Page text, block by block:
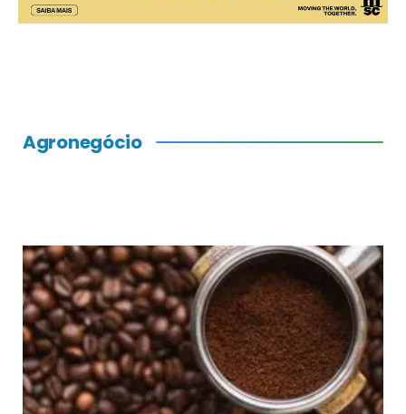
Agronegócio